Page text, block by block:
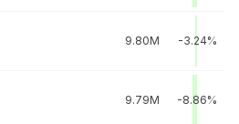
9.80M -3.24%
9.79M -8.86%